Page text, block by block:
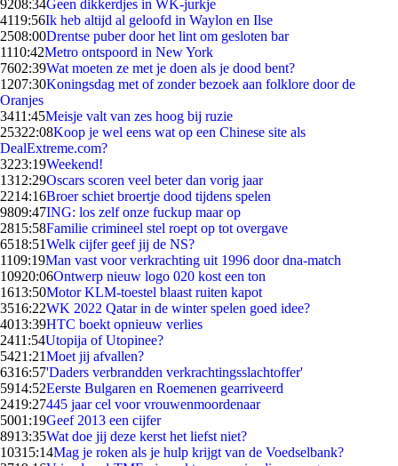
9208:34Geen dikkerdjes in WK-jurkje
4119:56Ik heb altijd al geloofd in Waylon en Ilse
2508:00Drentse puber door het lint om gesloten bar
1110:42Metro ontspoord in New York
7602:39Wat moeten ze met je doen als je dood bent?
1207:30Koningsdag met of zonder bezoek aan folklore door de
Oranjes
3411:45Meisje valt van zes hoog bij ruzie
25322:08Koop je wel eens wat op een Chinese site als
DealExtreme.com?
3223:19Weekend!
1312:29Oscars scoren veel beter dan vorig jaar
2214:16Broer schiet broertje dood tijdens spelen
9809:47ING: los zelf onze fuckup maar op
2815:58Familie crimineel stel roept op tot overgave
6518:51Welk cijfer geef jij de NS?
1109:19Man vast voor verkrachting uit 1996 door dna-match
10920:06Ontwerp nieuw logo 020 kost een ton
1613:50Motor KLM-toestel blaast ruiten kapot
3516:22WK 2022 Qatar in de winter spelen goed idee?
4013:39HTC boekt opnieuw verlies
2411:54Utopija of Utopinee?
5421:21Moet jij afvallen?
6316:57'Daders verbrandden verkrachtingsslachtoffer'
5914:52Eerste Bulgaren en Roemenen gearriveerd
2419:27445 jaar cel voor vrouwenmoordenaar
5001:19Geef 2013 een cijfer
8913:35Wat doe jij deze kerst het liefst niet?
10315:14Mag je roken als je hulp krijgt van de Voedselbank?